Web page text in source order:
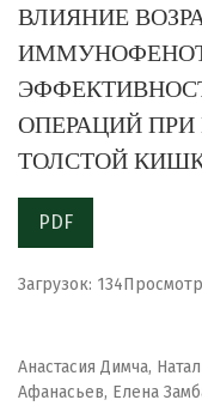
ВЛИЯНИЕ
ОПЕРАЦИЙ
ТОЛСТОЙ
PDF
Загрузок: 134
Анастасия Димча,
Афанасьев, Елена